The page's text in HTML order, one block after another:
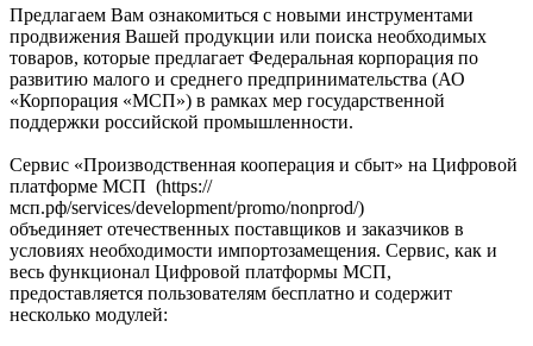
Предлагаем Вам ознакомиться с новыми инструментами
продвижения Вашей продукции или поиска необходимых
товаров, которые предлагает Федеральная корпорация по
развитию малого и среднего предпринимательства (АО
«Корпорация «МСП») в рамках мер государственной
поддержки российской промышленности.
Сервис «Производственная кооперация и сбыт» на Цифровой
платформе МСП (https://
мсп.рф/services/development/promo/nonprod/)
объединяет отечественных поставщиков и заказчиков в
условиях необходимости импортозамещения. Сервис, как и
весь функционал Цифровой платформы МСП,
предоставляется пользователям бесплатно и содержит
несколько модулей: